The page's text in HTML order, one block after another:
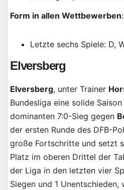
Form in allen Wettbewerben:
Letzte sechs Spiele: D,
Elversberg
Elversberg, unter Trainer
Bundesliga eine solide
dominanten 7:0-Sieg gegen
der ersten Runde des DFB-
große Fortschritte und setzt
Platz im oberen Drittel der
der Liga in den letzten vier
Siegen und 1